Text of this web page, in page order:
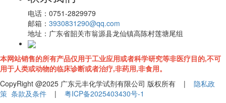
电话： 0751-2829979
邮箱： 3930831290@qq.com
地址： 广东省韶关市翁源县龙仙镇高陈村莲塘尾组
本网站销售的所有产品仅用于工业应用或者科学研究等非医疗目的,不可
用于人类或动物的临床诊断或者治疗,非药用,非食用。
CopyRight @2025 广东元丰化学试剂有限公司 版权所有 | 隐私政
策 条款及条件 | 粤ICP备2025403430号-1